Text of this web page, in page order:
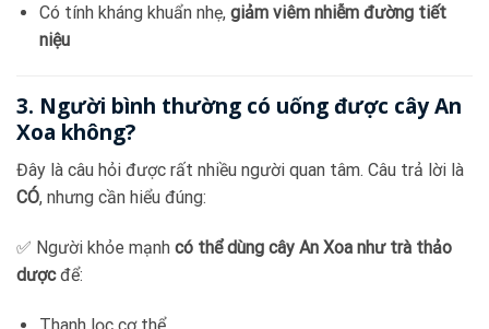
Có tính kháng khuẩn nhẹ, giảm viêm nhiễm đường tiết
niệu
3. Người bình thường có uống được cây An
Xoa không?
Đây là câu hỏi được rất nhiều người quan tâm. Câu trả lời là
CÓ, nhưng cần hiểu đúng:
✅ Người khỏe mạnh có thể dùng cây An Xoa như trà thảo
dượcđể:
Thanh lọc cơ thể